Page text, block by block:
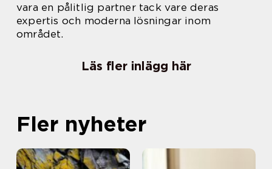
vara en pålitlig partner tack vare deras
expertis och moderna lösningar inom
området.
Läs fler inlägg här
Fler nyheter